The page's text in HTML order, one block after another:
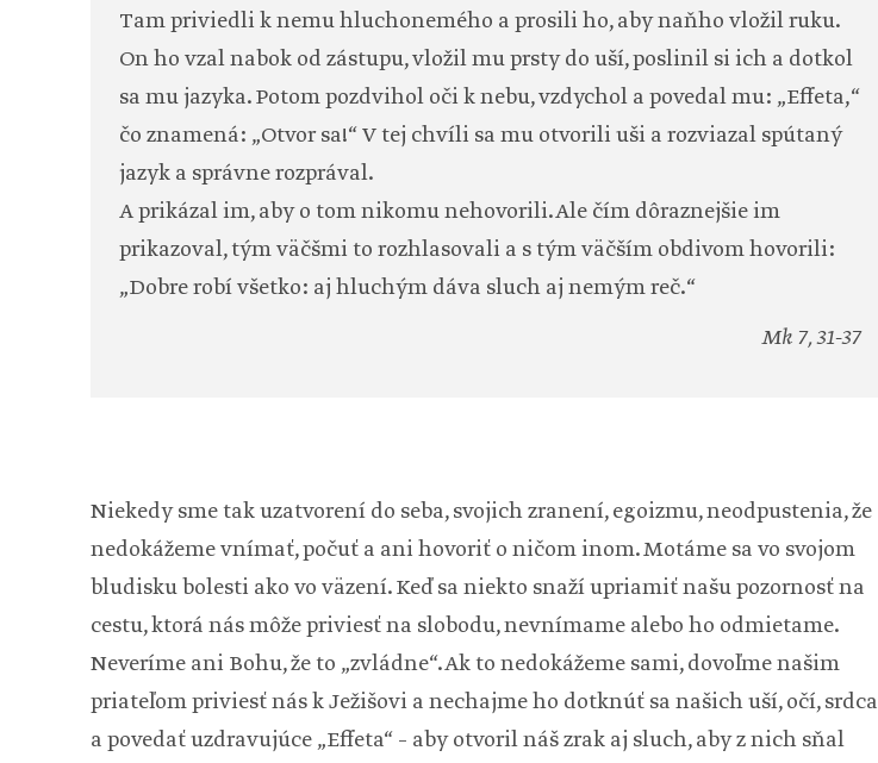
Tam priviedli k nemu hluchonemého a prosili ho, aby naňho vložil ruku.
On ho vzal nabok od zástupu, vložil mu prsty do uší, poslinil si ich a dotkol
sa mu jazyka. Potom pozdvihol oči k nebu, vzdychol a povedal mu: „Effeta,“
čo znamená: „Otvor sa!“ V tej chvíli sa mu otvorili uši a rozviazal spútaný
jazyk a správne rozprával.
A prikázal im, aby o tom nikomu nehovorili. Ale čím dôraznejšie im
prikazoval, tým väčšmi to rozhlasovali a s tým väčším obdivom hovorili:
„Dobre robí všetko: aj hluchým dáva sluch aj nemým reč.“
Mk 7, 31-37
Niekedy sme tak uzatvorení do seba, svojich zranení, egoizmu, neodpustenia, že
nedokážeme vnímať, počuť a ani hovoriť o ničom inom. Motáme sa vo svojom
bludisku bolesti ako vo väzení. Keď sa niekto snaží upriamiť našu pozornosť na
cestu, ktorá nás môže priviesť na slobodu, nevnímame alebo ho odmietame.
Neveríme ani Bohu, že to „zvládne“. Ak to nedokážeme sami, dovoľme našim
priateľom priviesť nás k Ježišovi a nechajme ho dotknúť sa našich uší, očí, srdca
a povedať uzdravujúce „Effeta“ – aby otvoril náš zrak aj sluch, aby z nich sňal